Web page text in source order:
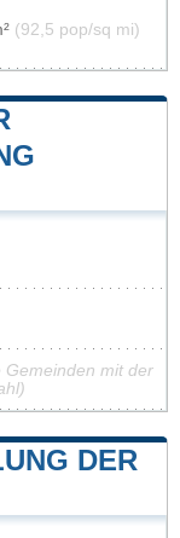
(92,5 pop/sq mi)
Gemeinden mit der
DER